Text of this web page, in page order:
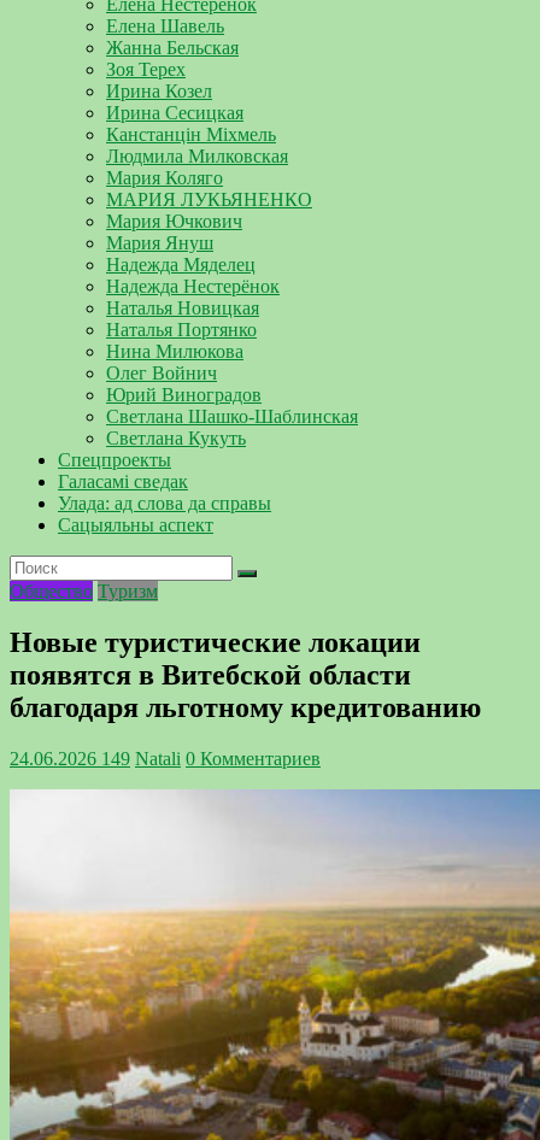
Елена Нестеренок
Елена Шавель
Жанна Бельская
Зоя Терех
Ирина Козел
Ирина Сесицкая
Канстанцін Міхмель
Людмила Милковская
Мария Коляго
МАРИЯ ЛУКЬЯНЕНКО
Мария Ючкович
Мария Януш
Надежда Мяделец
Надежда Нестерёнок
Наталья Новицкая
Наталья Портянко
Нина Милюкова
Олег Войнич
Юрий Виноградов
Светлана Шашко-Шаблинская
Светлана Кукуть
Спецпроекты
Галасамі сведак
Улада: ад слова да справы
Сацыяльны аспект
Общество Туризм
Новые туристические локации
появятся в Витебской области
благодаря льготному кредитованию
24.06.2026 149 Natali 0 Комментариев